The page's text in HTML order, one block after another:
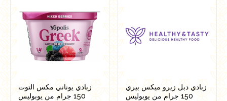
زبادي يوناني مكس التوت
150 جرام من يوبوليس
زبادي دبل زيرو ميكس بيري
150 جرام من يوبوليس